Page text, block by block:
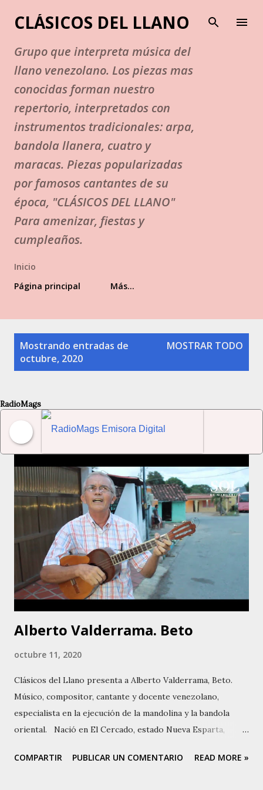
Ir al contenido principal
CLÁSICOS DEL LLANO
Grupo que interpreta música del
llano venezolano. Los piezas mas
conocidas forman nuestro
repertorio, interpretados con
instrumentos tradicionales: arpa,
bandola llanera, cuatro y
maracas. Piezas popularizadas
por famosos cantantes de su
época, "CLÁSICOS DEL LLANO"
Para amenizar, fiestas y
cumpleaños.
Inicio
Página principal
Más…
Entradas
Mostrando entradas de
octubre, 2020
MOSTRAR TODO
RadioMags
RadioMags Emisora Digital Venezolana
Alberto Valderrama. Beto
octubre 11, 2020
Clásicos del Llano presenta a Alberto Valderrama, Beto.
Músico, compositor, cantante y docente venezolano,
especialista en la ejecución de la mandolina y la bandola
oriental. Nació en El Cercado, estado Nueva Esparta,
Alberto José Valderrama Patiño, hijo de Juana Pastora
COMPARTIR PUBLICAR UN COMENTARIO READ MORE »